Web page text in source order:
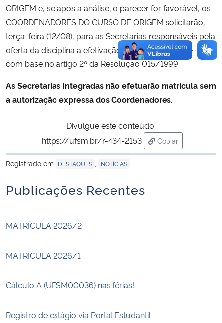
ORIGEM e, se após a análise, o parecer for favorável, os
COORDENADORES DO CURSO DE ORIGEM solicitarão,
terça-feira (12/08), para as Secretarias responsáveis pela
oferta da disciplina a efetivação da matrícula, por e-mail,
com base no artigo 2º da Resolução 015/1999.
As Secretarias Integradas não efetuarão matrícula sem
a autorização expressa dos Coordenadores.
Divulgue este conteúdo:
https://ufsm.br/r-434-2153
Copiar
para área de
Registrado em
DESTAQUES NOTÍCIAS
Publicações Recentes
MATRÍCULA 2026/2
MATRÍCULA 2026/1
Cálculo A (UFSM00036) nas férias!
Registro de estágio via Portal Estudantil